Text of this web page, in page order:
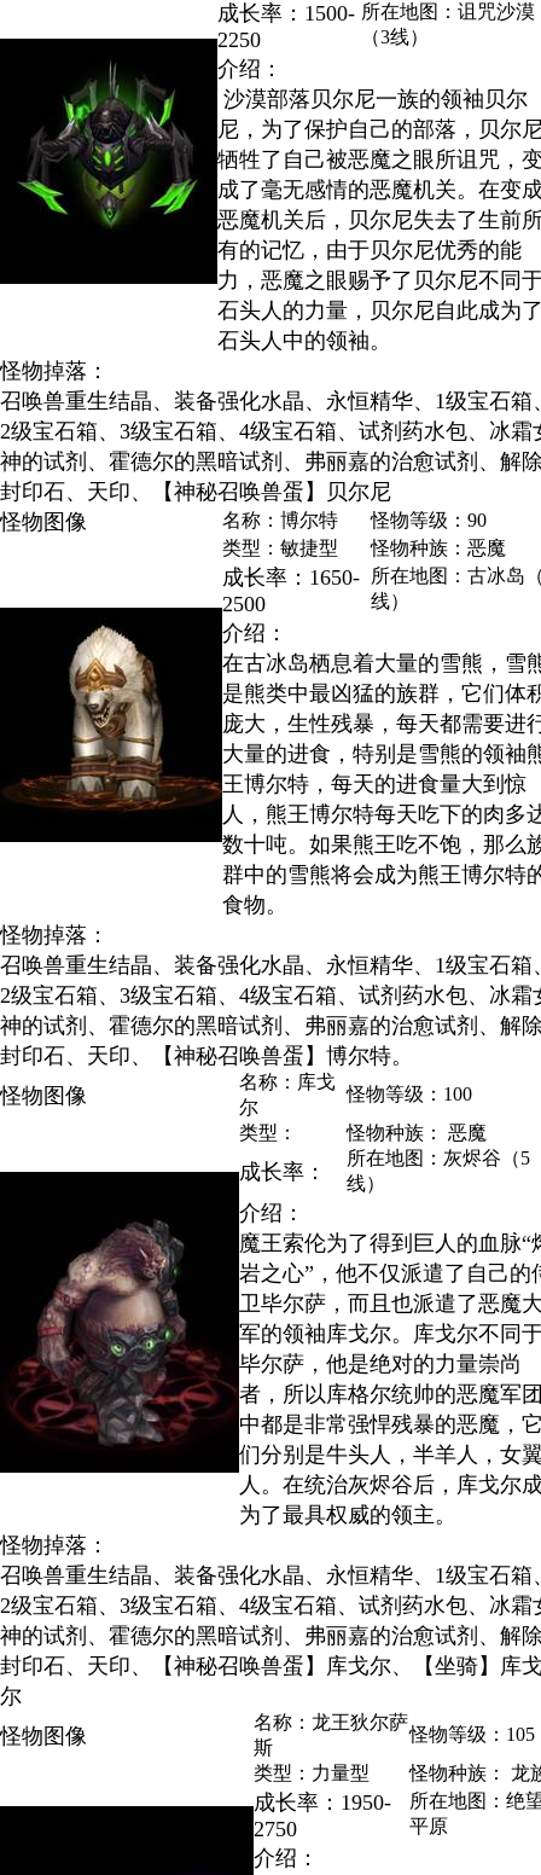
成长率：1500-
2250
所在地图：诅咒沙漠
（3线）
介绍：
沙漠部落贝尔尼一族的领袖贝尔
尼，为了保护自己的部落，贝尔
牺牲了自己被恶魔之眼所诅咒，
成了毫无感情的恶魔机关。在变
恶魔机关后，贝尔尼失去了生前
有的记忆，由于贝尔尼优秀的能
力，恶魔之眼赐予了贝尔尼不同
石头人的力量，贝尔尼自此成为
石头人中的领袖。
怪物掉落：
召唤兽重生结晶、装备强化水晶、永恒精华、1级宝石箱
2级宝石箱、3级宝石箱、4级宝石箱、试剂药水包、冰霜
神的试剂、霍德尔的黑暗试剂、弗丽嘉的治愈试剂、解
封印石、天印、【神秘召唤兽蛋】贝尔尼
怪物图像
名称：博尔特
怪物等级：90
类型：敏捷型
怪物种族：恶魔
成长率：1650-
2500
所在地图：古冰岛
线）
介绍：
在古冰岛栖息着大量的雪熊，雪
是熊类中最凶猛的族群，它们体
庞大，生性残暴，每天都需要进
大量的进食，特别是雪熊的领袖
王博尔特，每天的进食量大到惊
人，熊王博尔特每天吃下的肉多
数十吨。如果熊王吃不饱，那么
群中的雪熊将会成为熊王博尔特
食物。
怪物掉落：
召唤兽重生结晶、装备强化水晶、永恒精华、1级宝石箱
2级宝石箱、3级宝石箱、4级宝石箱、试剂药水包、冰霜
神的试剂、霍德尔的黑暗试剂、弗丽嘉的治愈试剂、解
封印石、天印、【神秘召唤兽蛋】博尔特。
怪物图像
名称：库戈
尔
怪物等级：100
类型：
怪物种族： 恶魔
成长率：
所在地图：灰烬谷（5
线）
介绍：
魔王索伦为了得到巨人的血脉“
岩之心”，他不仅派遣了自己的
卫毕尔萨，而且也派遣了恶魔
军的领袖库戈尔。库戈尔不同
毕尔萨，他是绝对的力量崇尚
者，所以库格尔统帅的恶魔军
中都是非常强悍残暴的恶魔，
们分别是牛头人，半羊人，女
人。在统治灰烬谷后，库戈尔
为了最具权威的领主。
怪物掉落：
召唤兽重生结晶、装备强化水晶、永恒精华、1级宝石箱
2级宝石箱、3级宝石箱、4级宝石箱、试剂药水包、冰霜
神的试剂、霍德尔的黑暗试剂、弗丽嘉的治愈试剂、解
封印石、天印、【神秘召唤兽蛋】库戈尔、【坐骑】库
尔
怪物图像
名称：龙王狄尔萨
斯
怪物等级：105
类型：力量型
怪物种族： 龙
成长率：1950-
2750
所在地图：绝
平原
介绍：